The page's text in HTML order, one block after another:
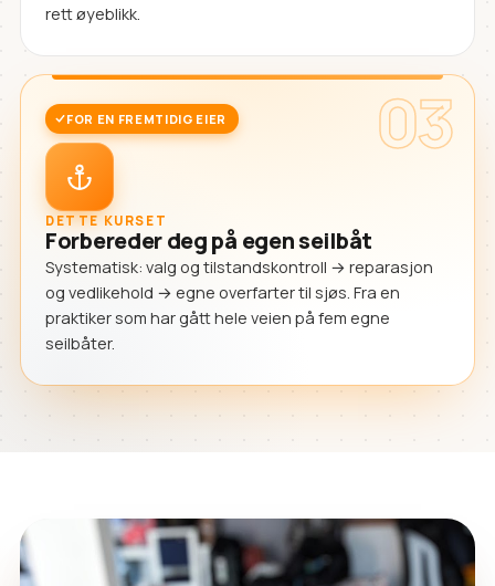
rett øyeblikk.
03
FOR EN FREMTIDIG EIER
DETTE KURSET
Forbereder deg på egen seilbåt
Systematisk: valg og tilstandskontroll → reparasjon
og vedlikehold → egne overfarter til sjøs. Fra en
praktiker som har gått hele veien på fem egne
seilbåter.